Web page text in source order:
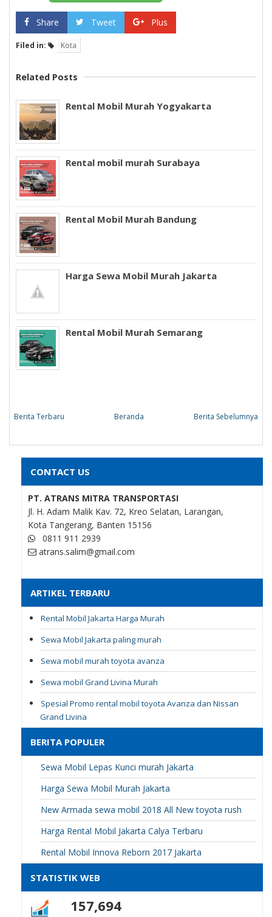
Share Tweet Plus
Filed in: Kota
Related Posts
Rental Mobil Murah Yogyakarta
Rental mobil murah Surabaya
Rental Mobil Murah Bandung
Harga Sewa Mobil Murah Jakarta
Rental Mobil Murah Semarang
Berita Terbaru Berita Sebelumnya
Beranda
CONTACT US
PT. ATRANS MITRA TRANSPORTASI
Jl. H. Adam Malik Kav. 72, Kreo Selatan, Larangan,
Kota Tangerang, Banten 15156
0811 911 2939
atrans.salim@gmail.com
ARTIKEL TERBARU
Rental Mobil Jakarta Harga Murah
Sewa Mobil Jakarta paling murah
Sewa mobil murah toyota avanza
Sewa mobil Grand Livina Murah
Spesial Promo rental mobil toyota Avanza dan Nissan
Grand Livina
BERITA POPULER
Sewa Mobil Lepas Kunci murah Jakarta
Harga Sewa Mobil Murah Jakarta
New Armada sewa mobil 2018 All New toyota rush
Harga Rental Mobil Jakarta Calya Terbaru
Rental Mobil Innova Reborn 2017 Jakarta
STATISTIK WEB
157,694